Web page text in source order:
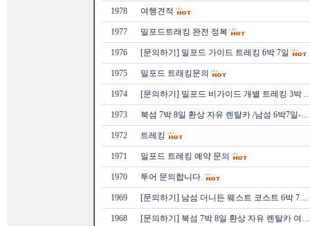
1978 여행견적
1977 밀포드트래킹 완전 정복
1976 [문의하기] 밀포드 가이드 트레킹 6박 7일
1975 밀포드 트래킹문의
1974 [문의하기] 밀포드 비가이드 개별 트레킹 3박
1973 북섬 7박 8일 환상 자유 렌탈카 /남섬 6박7일-…
1972 트레킹
1971 밀포드 트레킹 예약 문의
1970 투어 문의합니다.
1969 [문의하기] 남섬 더니든 웨스트 코스트 6박 7…
1968 [문의하기] 북섬 7박 8일 환상 자유 렌탈카 여…